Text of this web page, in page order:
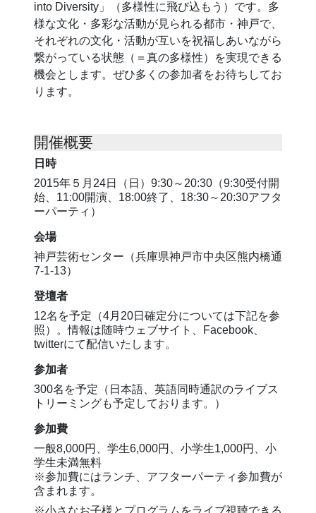
into Diversity」（多様性に飛び込もう）です。多
様な文化・多彩な活動が見られる都市・神戸で、
それぞれの文化・活動が互いを祝福しあいながら
繋がっている状態（＝真の多様性）を実現できる
機会とします。ぜひ多くの参加者をお待ちしてお
ります。
開催概要
日時
2015年５月24日（日）9:30～20:30（9:30受付開
始、11:00開演、18:00終了、18:30～20:30アフタ
ーパーティ）
会場
神戸芸術センター（兵庫県神戸市中央区熊内橋通
7-1-13）
登壇者
12名を予定（4月20日確定分については下記を参
照）。情報は随時ウェブサイト、Facebook、
twitterにて配信いたします。
参加者
300名を予定（日本語、英語同時通訳のライブス
トリーミングも予定しております。）
参加費
一般8,000円、学生6,000円、小学生1,000円、小
学生未満無料
※参加費にはランチ、アフターパーティ参加費が
含まれます。
※小さなお子様とプログラムをライブ視聴できる